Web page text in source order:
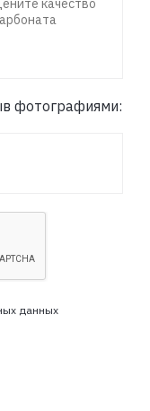
фотографиями:
данных